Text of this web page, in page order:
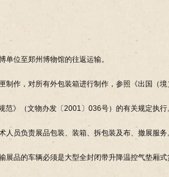
单位至郑州博物馆的往返运输。
制作，对所有外包装箱进行制作，参照《出国（
范》（文物办发〔2001〕036号）的有关规定执行
人员负责展品包装、装箱、拆包装及布、撤展服务
展品的车辆必须是大型全封闭带升降温控气垫厢